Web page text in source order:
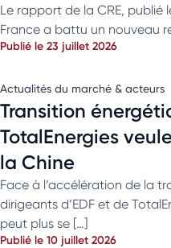
Le rapport de la CRE, publié
France a battu un nouveau
Publié le 23 juillet 2026
Actualités du marché & acteurs
Transition
TotalEnergies
la Chine
Face à l’accélération de la
dirigeants d’EDF et de
peut plus se […]
Publié le 10 juillet 2026